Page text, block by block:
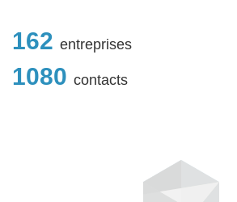
162 entreprises
1080 contacts